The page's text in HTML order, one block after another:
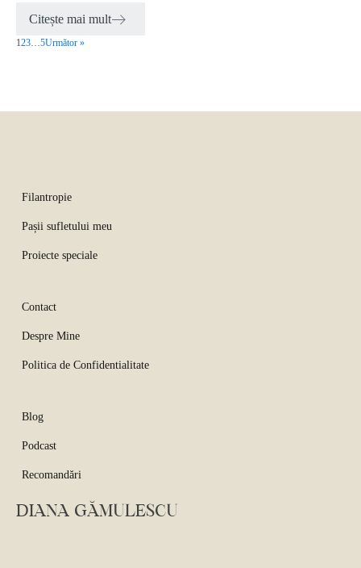
Citește mai mult
123…5Următor »
Filantropie
Pașii sufletului meu
Proiecte speciale
Contact
Despre Mine
Politica de Confidentialitate
Blog
Podcast
Recomandări
DIANA GĂMULESCU